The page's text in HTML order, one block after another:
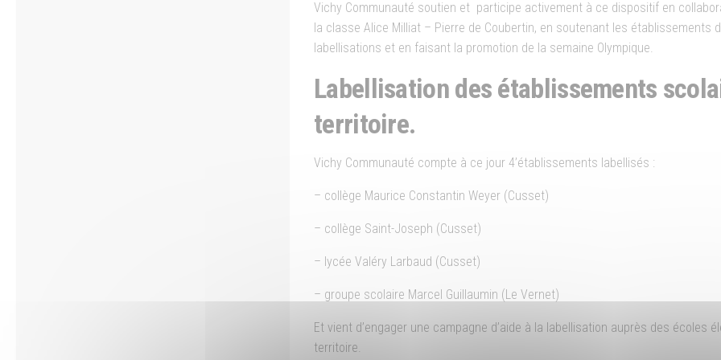
Vichy Communauté soutien et participe activement à ce dispositif en
la classe Alice Milliat – Pierre de Coubertin, en soutenant les établissements
labellisations et en faisant la promotion de la semaine Olympique.
Labellisation des établissements
territoire.
Vichy Communauté compte à ce jour 4’établissements labellisés :
– collège Maurice Constantin Weyer (Cusset)
– collège Saint-Joseph (Cusset)
– lycée Valéry Larbaud (Cusset)
– groupe scolaire Marcel Guillaumin (Le Vernet)
Et vient d’engager une campagne d’aide à la labellisation auprès des écoles
territoire.